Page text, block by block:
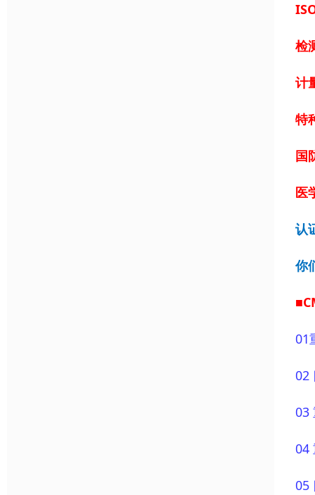
检
计
特
国
医
认
你
01
02
03
04
05